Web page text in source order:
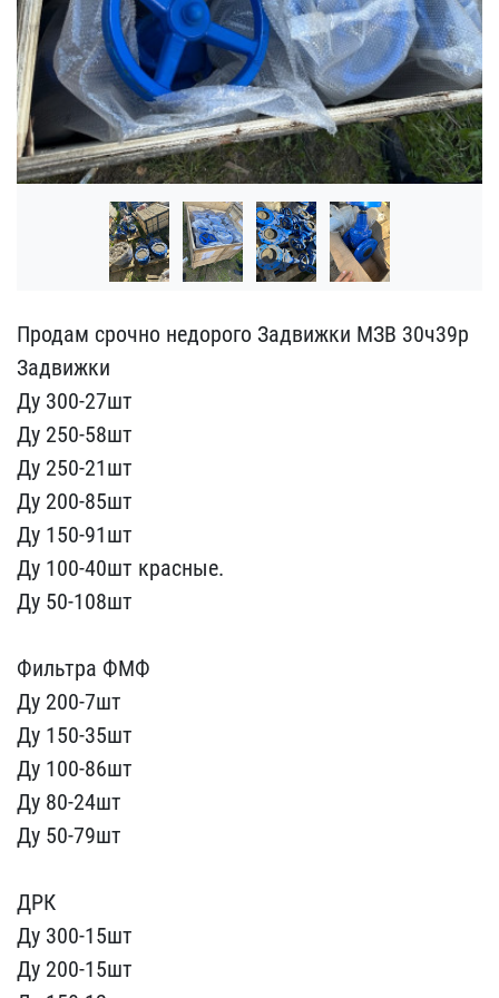
Продам срочно недорого З​адвижки МЗВ 30ч39р
Задви​жки
Ду 300-27шт
Ду 250​-58шт
Ду 250-21шт
Ду 2​00-85шт
Ду 150-91шт
Ду​ 100-40шт красные.
Ду 5​0-108шт
Фильтра ФМФ
Д​у 200-7шт
Ду 150-35шт
​Ду 100-86шт
Ду 80-24шт ​
Ду 50-79шт
ДРК
Ду 30​0-15шт
Ду 200-15шт